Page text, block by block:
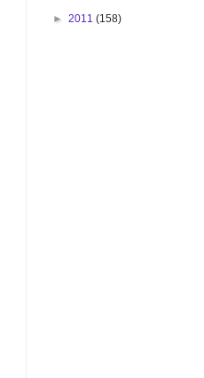
► 2011 (158)